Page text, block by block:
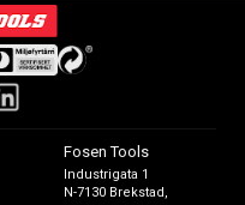
Fosen Tools
Industrigata 1
N-7130 Brekstad,